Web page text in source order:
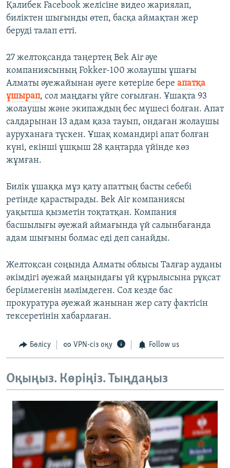
Қалибек Facebook желісіне видео жариялап,
биліктен шығынды өтеп, басқа аймақтан жер
беруді талап етті.
27 желтоқсанда таңертең Bek Air әуе
компаниясының Fokker-100 жолаушы ұшағы
Алматы әуежайынан әуеге көтеріле бере апатқа
ұшырап, сол маңдағы үйге соғылған. Ұшақта 93
жолаушы және экипаждың бес мүшесі болған. Апат
салдарынан 13 адам қаза тауып, ондаған жолаушы
ауруханаға түскен. Ұшақ командирі апат болған
күні, екінші ұшқыш 28 қаңтарда үйінде көз
жұмған.
Билік ұшаққа мұз қату апаттың басты себебі
ретінде қарастырады. Bek Air компаниясы
уақытша қызметін тоқтатқан. Компания
басшылығы әуежай аймағында үй салынбағанда
адам шығыны болмас еді деп санайды.
Желтоқсан соңында Алматы облысы Талғар ауданы
әкімдігі әуежай маңындағы үй құрылысына рұқсат
берілмегенін мәлімдеген. Сол кезде бас
прокуратура әуежай жанынан жер сату фактісін
тексеретінін хабарлаған.
Бөлісу VPN-сіз оқу Follow us
Оқыңыз. Көріңіз. Тыңдаңыз